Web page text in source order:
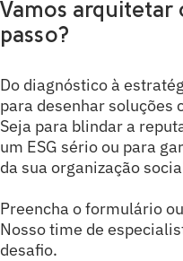
Vamos arquitetar
passo?
Do diagnóstico à
para desenhar soluções
Seja para blindar a
um ESG sério ou para
da sua organização
Preencha o formulário
Nosso time de
desafio.